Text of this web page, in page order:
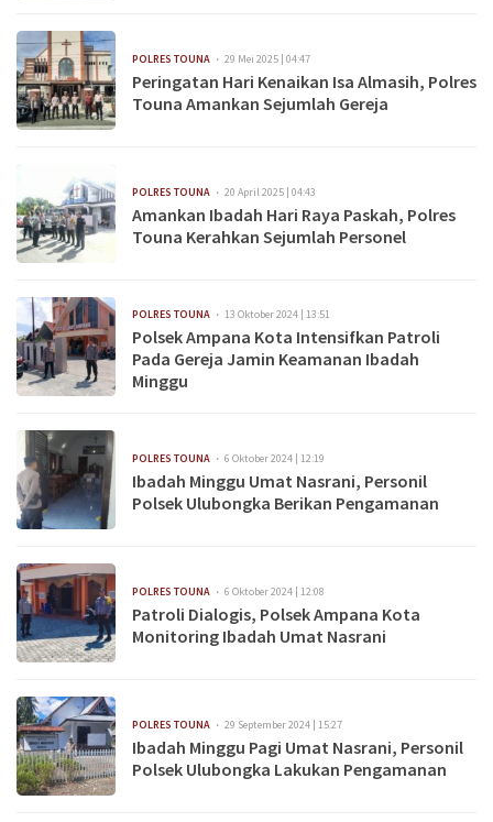
POLRES TOUNA 29 Mei 2025 | 04:47
Peringatan Hari Kenaikan Isa Almasih, Polres
Touna Amankan Sejumlah Gereja
POLRES TOUNA 20 April 2025 | 04:43
Amankan Ibadah Hari Raya Paskah, Polres
Touna Kerahkan Sejumlah Personel
POLRES TOUNA 13 Oktober 2024 | 13:51
Polsek Ampana Kota Intensifkan Patroli
Pada Gereja Jamin Keamanan Ibadah
Minggu
POLRES TOUNA 6 Oktober 2024 | 12:19
Ibadah Minggu Umat Nasrani, Personil
Polsek Ulubongka Berikan Pengamanan
POLRES TOUNA 6 Oktober 2024 | 12:08
Patroli Dialogis, Polsek Ampana Kota
Monitoring Ibadah Umat Nasrani
POLRES TOUNA 29 September 2024 | 15:27
Ibadah Minggu Pagi Umat Nasrani, Personil
Polsek Ulubongka Lakukan Pengamanan